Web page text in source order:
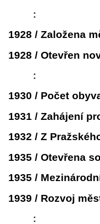
:
1928 / Založena
1928 / Otevřen
:
1930 / Počet
1931 / Zahájení
1932 / Z
1935 / Otevřena
1935 /
1939 / Rozvoj
: